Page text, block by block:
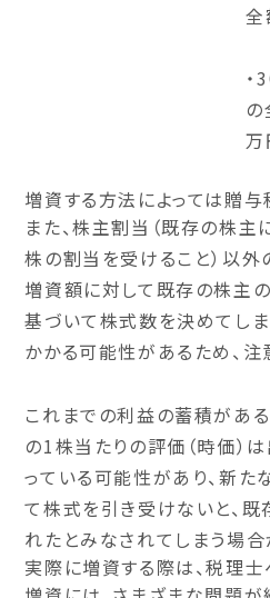
全
万
増資する方法によっては贈
また、株主割当（既存の株
株の割当を受けること）以外
増資額に対して既存の株主
基づいて株式数を決めてしま
かかる可能性があるため、注
これまでの利益の蓄積があ
の1株当たりの評価（時価）
っている可能性があり、新た
て株式を引き受けないと、
れたとみなされてしまう場合
実際に増資する際は、税理士